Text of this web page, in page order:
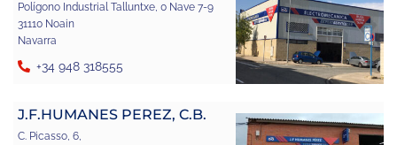
Polígono Industrial Talluntxe, 0 Nave 7-9
31110 Noain
Navarra
+34 948 318555
J.F.HUMANES PEREZ, C.B.
C. Picasso, 6,